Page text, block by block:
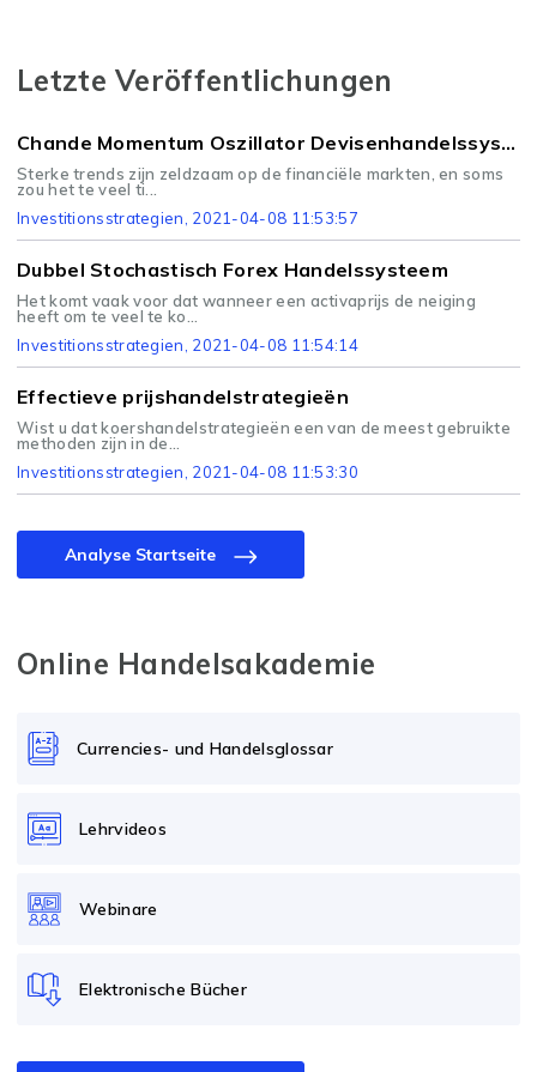
Letzte Veröffentlichungen
Chande Momentum Oszillator Devisenhandelssystem
Sterke trends zijn zeldzaam op de financiële markten, en soms
zou het te veel ti...
Investitionsstrategien, 2021-04-08 11:53:57
Dubbel Stochastisch Forex Handelssysteem
Het komt vaak voor dat wanneer een activaprijs de neiging
heeft om te veel te ko...
Investitionsstrategien, 2021-04-08 11:54:14
Effectieve prijshandelstrategieën
Wist u dat koershandelstrategieën een van de meest gebruikte
methoden zijn in de...
Investitionsstrategien , 2021-04-08 11:53:30
Analyse Startseite
Online Handelsakademie
Currencies- und Handelsglossar
Lehrvideos
Webinare
Elektronische Bücher